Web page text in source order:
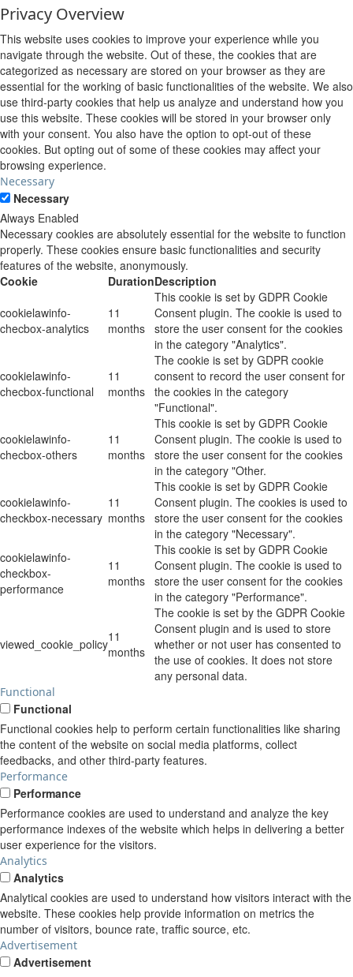
Privacy Overview
This website uses cookies to improve your experience while you
navigate through the website. Out of these, the cookies that are
categorized as necessary are stored on your browser as they are
essential for the working of basic functionalities of the website. We also
use third-party cookies that help us analyze and understand how you
use this website. These cookies will be stored in your browser only
with your consent. You also have the option to opt-out of these
cookies. But opting out of some of these cookies may affect your
browsing experience.
Necessary
Necessary
Always Enabled
Necessary cookies are absolutely essential for the website to function
properly. These cookies ensure basic functionalities and security
features of the website, anonymously.
Cookie
DurationDescription
cookielawinfo-
checbox-analytics
11
months
This cookie is set by GDPR Cookie
Consent plugin. The cookie is used to
store the user consent for the cookies
in the category "Analytics".
cookielawinfo-
checbox-functional
11
months
The cookie is set by GDPR cookie
consent to record the user consent for
the cookies in the category
"Functional".
cookielawinfo-
checbox-others
11
months
This cookie is set by GDPR Cookie
Consent plugin. The cookie is used to
store the user consent for the cookies
in the category "Other.
cookielawinfo-
checkbox-necessary
11
months
This cookie is set by GDPR Cookie
Consent plugin. The cookies is used to
store the user consent for the cookies
in the category "Necessary".
cookielawinfo-
checkbox-
performance
11
months
This cookie is set by GDPR Cookie
Consent plugin. The cookie is used to
store the user consent for the cookies
in the category "Performance".
viewed_cookie_policy11
months
The cookie is set by the GDPR Cookie
Consent plugin and is used to store
whether or not user has consented to
the use of cookies. It does not store
any personal data.
Functional
Functional
Functional cookies help to perform certain functionalities like sharing
the content of the website on social media platforms, collect
feedbacks, and other third-party features.
Performance
Performance
Performance cookies are used to understand and analyze the key
performance indexes of the website which helps in delivering a better
user experience for the visitors.
Analytics
Analytics
Analytical cookies are used to understand how visitors interact with the
website. These cookies help provide information on metrics the
number of visitors, bounce rate, traffic source, etc.
Advertisement
Advertisement